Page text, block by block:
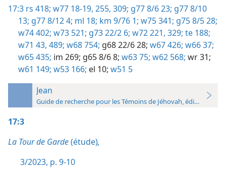
17:3 rs 418; w77 18-19, 255, 309; g77 8/6 23; g77 8/10
13; g77 8/12 4; ml 18; km 9/76 1; w75 341; g75 8/5 28;
w74 402; w73 521; g73 22/2 6; w72 221, 329; te 188;
w71 43, 489; w68 754; g68 22/6 28; w67 426; w66 37;
w65 435; im 269; g65 8/6 8; w63 75; w62 568; wr 31;
w61 149; w53 166; el 10; w51 5
Jean
Guide de recherche pour les Témoins de Jéhovah, édition 2019
17:3
La Tour de Garde(étude),
3/2023, p. 9-10